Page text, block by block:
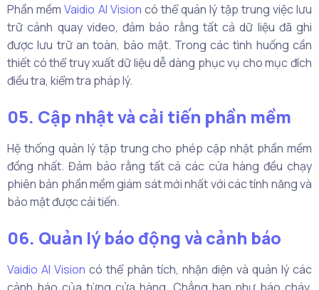
Phần mềmVaidio AI Vision có thể quản lý tập trung việc lưu
trữ cảnh quay video, đảm bảo rằng tất cả dữ liệu đã ghi
được lưu trữ an toàn, bảo mật. Trong các tình huống cần
thiết có thể truy xuất dữ liệu dễ dàng phục vụ cho mục đích
điều tra, kiểm tra pháp lý.
05. Cập nhật và cải tiến phần mềm
Hệ thống quản lý tập trung cho phép cập nhật phần mềm
đồng nhất. Đảm bảo rằng tất cả các cửa hàng đều chạy
phiên bản phần mềm giám sát mới nhất với các tính năng và
bảo mật được cải tiến.
06. Quản lý báo động và cảnh báo
Vaidio AI Vision có thể phân tích, nhận diện và quản lý các